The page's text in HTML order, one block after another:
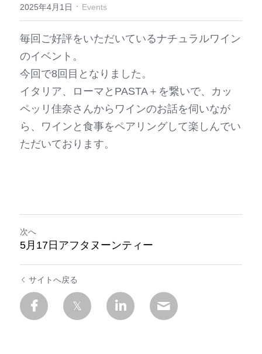
Blog+
Instagram
検索
日本語
日本語
Online Shop
2025年4月1日 · Events
毎回ご好評をいただいているナチュラルワイン
のイベント。
今回で8回目となりました。
イタリア、ローマとPASTA＋を繋いで、カッ
ペッリ佳奈さんからワインのお話を伺いなが
ら、ワインと食事をペアリングして楽しんでい
ただいております。
次へ
5月17日アフタヌーンティー
サイトへ戻る